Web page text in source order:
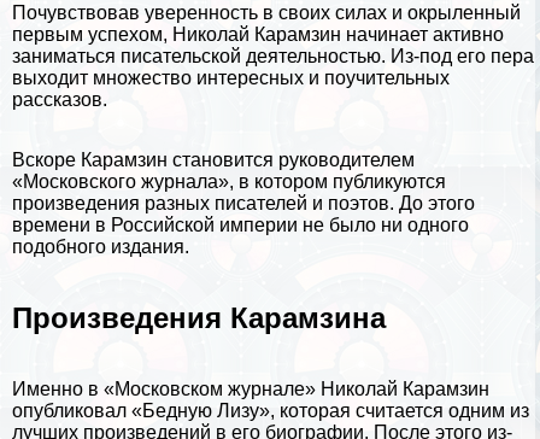
Почувствовав уверенность в своих силах и окрыленный
первым успехом, Николай Карамзин начинает активно
заниматься писательской деятельностью. Из-под его пера
выходит множество интересных и поучительных
рассказов.
Вскоре Карамзин становится руководителем
«Московского журнала», в котором публикуются
произведения разных писателей и поэтов. До этого
времени в Российской империи не было ни одного
подобного издания.
Произведения Карамзина
Именно в «Московском журнале» Николай Карамзин
опубликовал «Бедную Лизу», которая считается одним из
лучших произведений в его биографии. После этого из-